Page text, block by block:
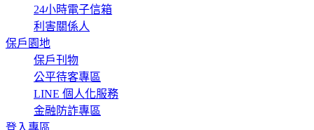
24小時電子信箱
利害關係人
保戶園地
保戶刊物
公平待客專區
LINE 個人化服務
金融防詐專區
登入專區